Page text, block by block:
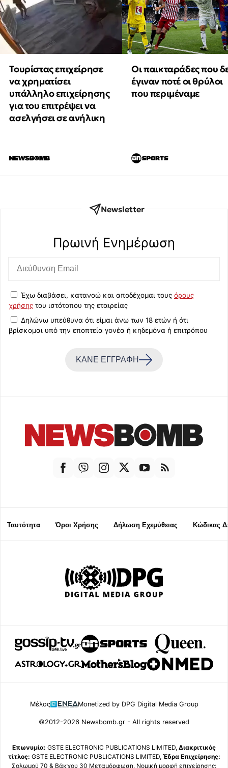
Τουρίστας επιχείρησε
να χρηματίσει
υπάλληλο επιχείρησης
για του επιτρέψει να
ασελγήσει σε ανήλικη
Οι παικταράδες που
έγιναν ποτέ οι θρύλοι
που περιμέναμε
Newsletter
Πρωινή Eνημέρωση
Έχω διαβάσει, κατανοώ και αποδέχομαι τους όρους
χρήσης του ιστότοπου της εταιρείας
Δηλώνω υπεύθυνα ότι είμαι άνω των 18 ετών ή ότι
βρίσκομαι υπό την εποπτεία γονέα ή κηδεμόνα ή επιτρόπου
ΚΑΝΕ ΕΓΓΡΑΦΗ
Ταυτότητα Όροι Χρήσης Δήλωση Εχεμύθειας Κώδικας
Μέλος Monetized by DPG Digital Media Group
©2012-2026 Newsbomb.gr - All rights reserved
Επωνυμία: GSTE ELECTRONIC PUBLICATIONS LIMITED, Διακριτικός
τίτλος: GSTE ELECTRONIC PUBLICATIONS LIMITED, Έδρα Επιχείρησης:
Σολωμού 70 & Βάκχου 30 Μεταμόρφωση, Νομική μορφή επιχείρησης: